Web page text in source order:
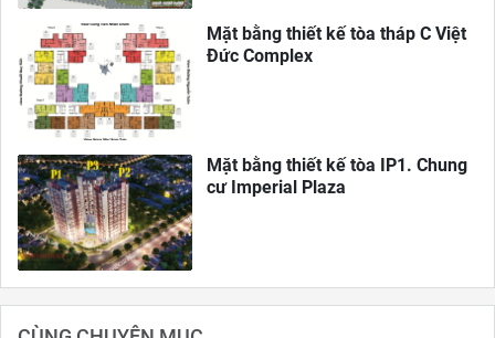
Mặt bằng thiết kế tòa tháp C Việt
Đức Complex
Mặt bằng thiết kế tòa IP1. Chung
cư Imperial Plaza